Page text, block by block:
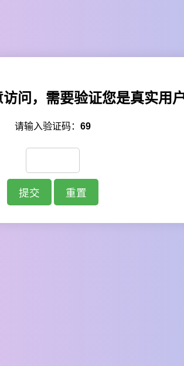
问，需要验证您是真实用
请输入验证码： 69
提交 重置